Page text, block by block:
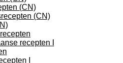
(CN)
(CN)
recepten I
I